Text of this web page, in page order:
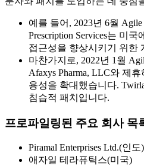
예를 들어, 2023년 6월 Agile
Prescription Services는 미
접근성을 향상시키기 위한
마찬가지로, 2022년 1월
Afaxys Pharma, LLC와 제
용성을 확대했습니다.
침습적 패치입니다.
프로파일링된 주요 회사 목
Piramal Enterprises Ltd.(인도)
애자일 테라퓨틱스(미국)